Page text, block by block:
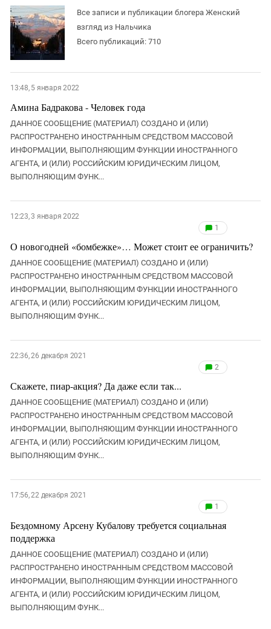
КАВКАЗ ЗА ПАЛЕСТИНУ
ПРЕСЛЕДОВАНИЕ АКТИВИСТОВ
Дагестан
Ингушетия
Кабардино-Балкария
Карачаево-Черкесия
Краснодарский край
Нагорный Карабах
Российская Федерация
Ростовская область
Северная Осетия - Алания
Ставропольский край
Южная Осетия
Южный Кавказ
ЮФО
Все записи и публикации блогера Женский
взгляд из Нальчика
Всего публикаций: 710
13:48, 5 января 2022
Амина Бадракова - Человек года
ДАННОЕ СООБЩЕНИЕ (МАТЕРИАЛ) СОЗДАНО И (ИЛИ)
РАСПРОСТРАНЕНО ИНОСТРАННЫМ СРЕДСТВОМ МАССОВОЙ
ИНФОРМАЦИИ, ВЫПОЛНЯЮЩИМ ФУНКЦИИ ИНОСТРАННОГО
АГЕНТА, И (ИЛИ) РОССИЙСКИМ ЮРИДИЧЕСКИМ ЛИЦОМ,
ВЫПОЛНЯЮЩИМ ФУНК...
12:23, 3 января 2022
1
О новогодней «бомбежке»… Может стоит ее ограничить?
ДАННОЕ СООБЩЕНИЕ (МАТЕРИАЛ) СОЗДАНО И (ИЛИ)
РАСПРОСТРАНЕНО ИНОСТРАННЫМ СРЕДСТВОМ МАССОВОЙ
ИНФОРМАЦИИ, ВЫПОЛНЯЮЩИМ ФУНКЦИИ ИНОСТРАННОГО
АГЕНТА, И (ИЛИ) РОССИЙСКИМ ЮРИДИЧЕСКИМ ЛИЦОМ,
ВЫПОЛНЯЮЩИМ ФУНК...
22:36, 26 декабря 2021
2
Скажете, пиар-акция? Да даже если так...
ДАННОЕ СООБЩЕНИЕ (МАТЕРИАЛ) СОЗДАНО И (ИЛИ)
РАСПРОСТРАНЕНО ИНОСТРАННЫМ СРЕДСТВОМ МАССОВОЙ
ИНФОРМАЦИИ, ВЫПОЛНЯЮЩИМ ФУНКЦИИ ИНОСТРАННОГО
АГЕНТА, И (ИЛИ) РОССИЙСКИМ ЮРИДИЧЕСКИМ ЛИЦОМ,
ВЫПОЛНЯЮЩИМ ФУНК...
17:56, 22 декабря 2021
1
Бездомному Арсену Кубалову требуется социальная
поддержка
ДАННОЕ СООБЩЕНИЕ (МАТЕРИАЛ) СОЗДАНО И (ИЛИ)
РАСПРОСТРАНЕНО ИНОСТРАННЫМ СРЕДСТВОМ МАССОВОЙ
ИНФОРМАЦИИ, ВЫПОЛНЯЮЩИМ ФУНКЦИИ ИНОСТРАННОГО
АГЕНТА, И (ИЛИ) РОССИЙСКИМ ЮРИДИЧЕСКИМ ЛИЦОМ,
ВЫПОЛНЯЮЩИМ ФУНК...